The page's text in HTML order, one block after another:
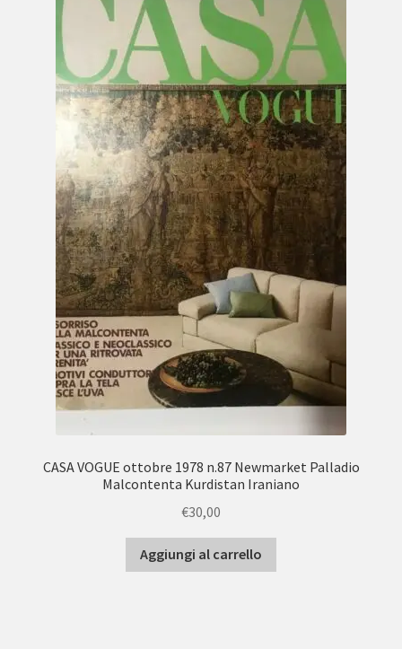
CASA VOGUE ottobre 1978 n.87 Newmarket Palladio
Malcontenta Kurdistan Iraniano
€30,00
Aggiungi al carrello